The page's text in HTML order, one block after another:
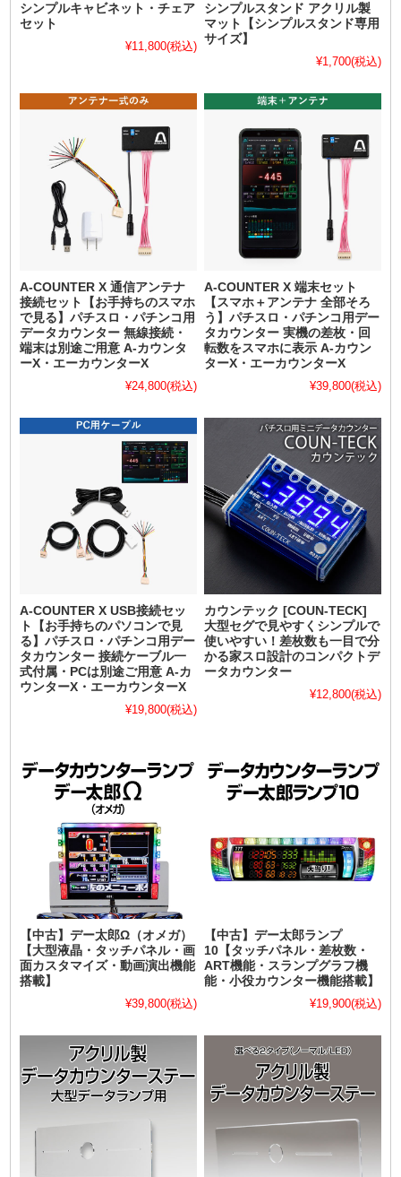
シンプルキャビネット・チェア
セット
¥11,800(税込)
シンプルスタンド アクリル製
マット【シンプルスタンド専用
サイズ】
¥1,700(税込)
A-COUNTER X 通信アンテナ
接続セット【お手持ちのスマホ
で見る】パチスロ・パチンコ用
データカウンター 無線接続・
端末は別途ご用意 A-カウンタ
ーX・エーカウンターX
¥24,800(税込)
A-COUNTER X 端末セット
【スマホ＋アンテナ 全部そろ
う】パチスロ・パチンコ用デー
タカウンター 実機の差枚・回
転数をスマホに表示 A-カウン
ターX・エーカウンターX
¥39,800(税込)
A-COUNTER X USB接続セッ
ト【お手持ちのパソコンで見
る】パチスロ・パチンコ用デー
タカウンター 接続ケーブル一
式付属・PCは別途ご用意 A-カ
ウンターX・エーカウンターX
¥19,800(税込)
カウンテック [COUN-TECK]
大型セグで見やすくシンプルで
使いやすい！差枚数も一目で分
かる家スロ設計のコンパクトデ
ータカウンター
¥12,800(税込)
【中古】デー太郎Ω（オメガ）
【大型液晶・タッチパネル・画
面カスタマイズ・動画演出機能
搭載】
¥39,800(税込)
【中古】デー太郎ランプ
10【タッチパネル・差枚数・
ART機能・スランプグラフ機
能・小役カウンター機能搭載】
¥19,900(税込)